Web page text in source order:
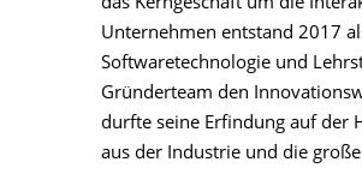
das Kerngeschäft um die
Unternehmen entstand 2017
Softwaretechnologie und
Gründerteam den
durfte seine Erfindung auf der
aus der Industrie und die